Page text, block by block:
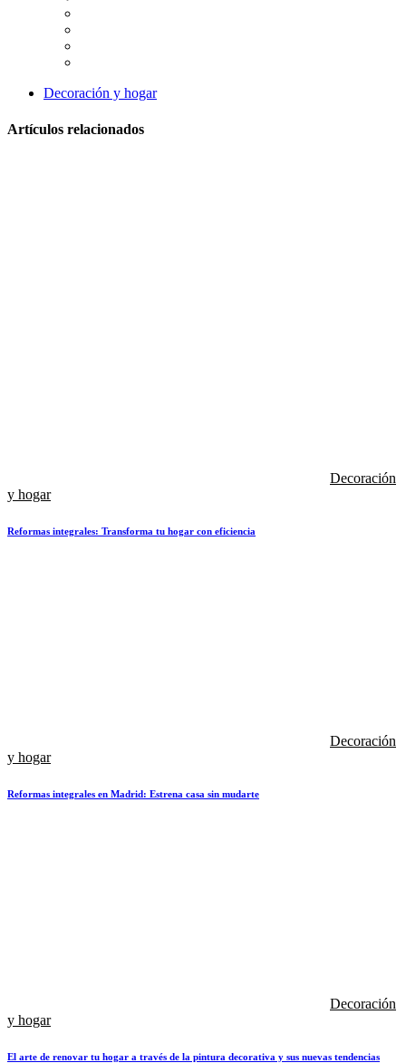
Decoración y hogar
Artículos relacionados
Decoración
y hogar
Reformas integrales: Transforma tu hogar con eficiencia
Decoración
y hogar
Reformas integrales en Madrid: Estrena casa sin mudarte
Decoración
y hogar
El arte de renovar tu hogar a través de la pintura decorativa y sus nuevas tendencias